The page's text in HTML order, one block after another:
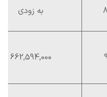
به زودی
662,594,000